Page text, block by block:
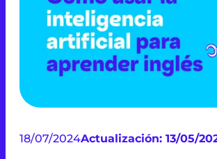
18/07/2024Actualización: 13/05/